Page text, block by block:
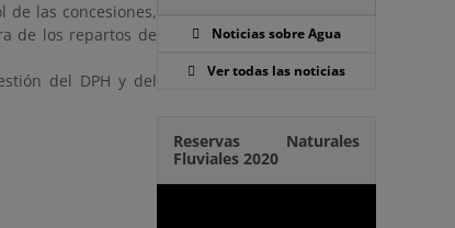
de las concesiones,
de los repartos de
del DPH y del
Noticias sobre Agua
Ver todas las noticias
Reservas Naturales
Fluviales 2020